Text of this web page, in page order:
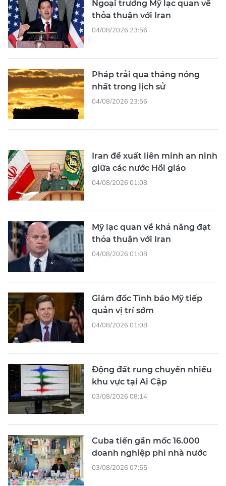
Ngoại trưởng Mỹ lạc quan về
thỏa thuận với Iran
04/08/2026 23:56
Pháp trải qua tháng nóng
nhất trong lịch sử
04/08/2026 23:56
Iran đề xuất liên minh an ninh
giữa các nước Hồi giáo
04/08/2026 01:08
Mỹ lạc quan về khả năng đạt
thỏa thuận với Iran
04/08/2026 01:08
Giám đốc Tình báo Mỹ tiếp
quản vị trí sớm
04/08/2026 01:08
Động đất rung chuyển nhiều
khu vực tại Ai Cập
03/08/2026 08:14
Cuba tiến gần mốc 16.000
doanh nghiệp phi nhà nước
03/08/2026 07:55